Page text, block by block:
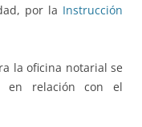
por la Instrucción
la oficina notarial se
en relación con el